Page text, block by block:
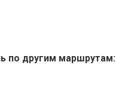
по другим маршрутам: